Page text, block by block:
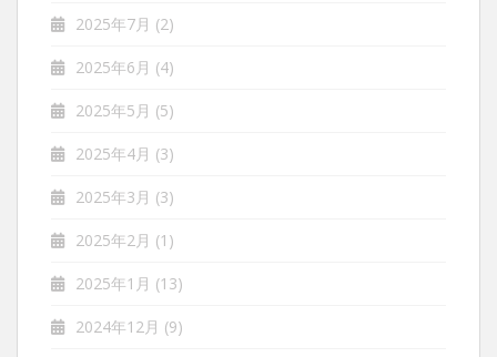
2025年7月 (2)
2025年6月 (4)
2025年5月 (5)
2025年4月 (3)
2025年3月 (3)
2025年2月 (1)
2025年1月 (13)
2024年12月 (9)